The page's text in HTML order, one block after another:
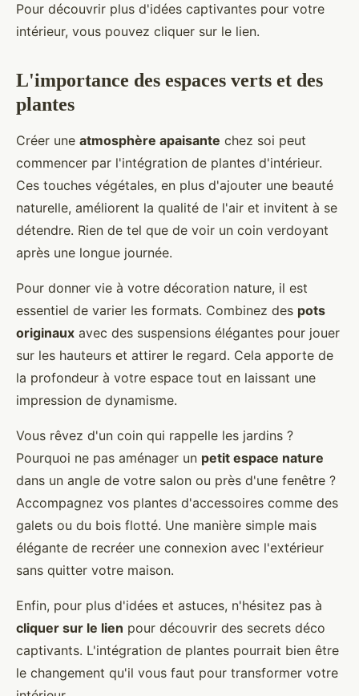
Pour découvrir plus d'idées captivantes pour votre
intérieur, vous pouvez cliquer sur le lien.
L'importance des espaces verts et des
plantes
Créer une atmosphère apaisante chez soi peut
commencer par l'intégration de plantes d'intérieur.
Ces touches végétales, en plus d'ajouter une beauté
naturelle, améliorent la qualité de l'air et invitent à se
détendre. Rien de tel que de voir un coin verdoyant
après une longue journée.
Pour donner vie à votre décoration nature, il est
essentiel de varier les formats. Combinez des pots
originaux avec des suspensions élégantes pour jouer
sur les hauteurs et attirer le regard. Cela apporte de
la profondeur à votre espace tout en laissant une
impression de dynamisme.
Vous rêvez d'un coin qui rappelle les jardins ?
Pourquoi ne pas aménager un petit espace nature
dans un angle de votre salon ou près d'une fenêtre ?
Accompagnez vos plantes d'accessoires comme des
galets ou du bois flotté. Une manière simple mais
élégante de recréer une connexion avec l'extérieur
sans quitter votre maison.
Enfin, pour plus d'idées et astuces, n'hésitez pas à
cliquer sur le lien pour découvrir des secrets déco
captivants. L'intégration de plantes pourrait bien être
le changement qu'il vous faut pour transformer votre